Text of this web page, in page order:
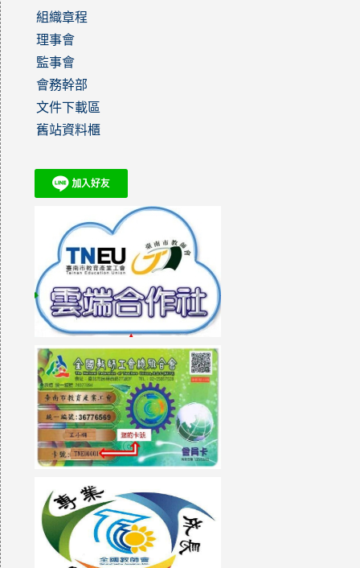
組織章程
理事會
監事會
會務幹部
文件下載區
舊站資料櫃